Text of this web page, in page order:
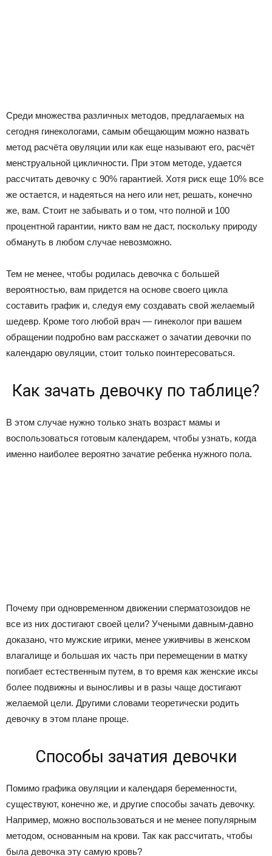
Среди множества различных методов, предлагаемых на
сегодня гинекологами, самым обещающим можно назвать
метод расчёта овуляции или как еще называют его, расчёт
менструальной цикличности. При этом методе, удается
рассчитать девочку с 90% гарантией. Хотя риск еще 10% все
же остается, и надеяться на него или нет, решать, конечно
же, вам. Стоит не забывать и о том, что полной и 100
процентной гарантии, никто вам не даст, поскольку природу
обмануть в любом случае невозможно.
Тем не менее, чтобы родилась девочка с большей
вероятностью, вам придется на основе своего цикла
составить график и, следуя ему создавать свой желаемый
шедевр. Кроме того любой врач — гинеколог при вашем
обращении подробно вам расскажет о зачатии девочки по
календарю овуляции, стоит только поинтересоваться.
Как зачать девочку по таблице?
В этом случае нужно только знать возраст мамы и
воспользоваться готовым календарем, чтобы узнать, когда
именно наиболее вероятно зачатие ребенка нужного пола.
Почему при одновременном движении сперматозоидов не
все из них достигают своей цели? Учеными давным-давно
доказано, что мужские игрики, менее уживчивы в женском
влагалище и большая их часть при перемещении в матку
погибает естественным путем, в то время как женские иксы
более подвижны и выносливы и в разы чаще достигают
желаемой цели. Другими словами теоретически родить
девочку в этом плане проще.
Способы зачатия девочки
Помимо графика овуляции и календаря беременности,
существуют, конечно же, и другие способы зачать девочку.
Например, можно воспользоваться и не менее популярным
методом, основанным на крови. Так как рассчитать, чтобы
была девочка эту самую кровь?